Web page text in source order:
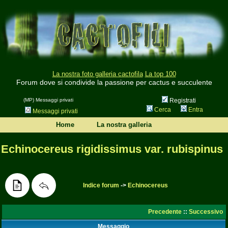
La nostra foto galleria cactofila La top 100
Forum dove si condivide la passione per cactus e succulente
(MP) Messaggi privati
Registrati
Messaggi privati
Cerca Entra
Home La nostra galleria
Echinocereus rigidissimus var. rubispinus
Indice forum -> Echinocereus
Precedente :: Successivo
Messaggio